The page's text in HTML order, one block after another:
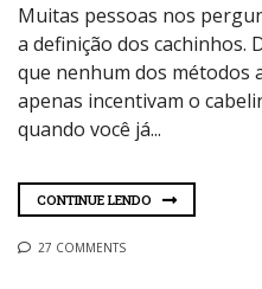
Muitas pessoas nos
a definição dos cachinhos.
que nenhum dos métodos
apenas incentivam o
quando você já...
CONTINUE LENDO
27 COMMENTS